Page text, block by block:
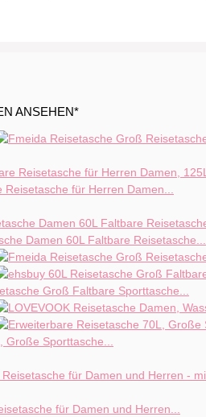
ANSEHEN*
Reisetasche für Herren Damen...
Damen 60L Faltbare Reisetasche...
Groß Faltbare Sporttasche...
Große Sporttasche...
für Damen und Herren...